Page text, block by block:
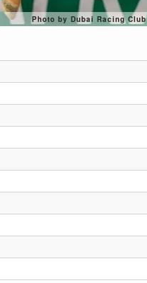
Photo by Dubai Racing Club